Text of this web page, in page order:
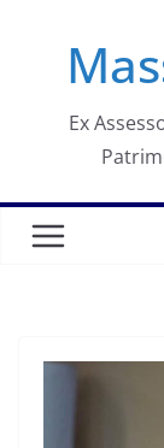
contenuto
Ex